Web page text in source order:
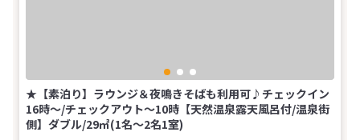
★【素泊り】ラウンジ＆夜鳴きそばも利用可♪チェックイン
16時～/チェックアウト～10時【天然温泉露天風呂付/温泉街
側】ダブル/29㎡(1名～2名1室)